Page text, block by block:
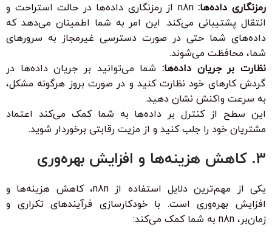
رمزنگاری داده‌ها:
n8n از رمزنگاری داده‌ها در حالت استراحت و
انتقال پشتیبانی می‌کند. این امر به شما اطمینان می‌دهد که
داده‌های شما حتی در صورت دسترسی غیرمجاز به سرورهای
شما، محافظت می‌شوند.
نظارت بر جریان داده‌ها: شما می‌توانید بر جریان داده‌ها در
گردش کارهای خود نظارت کنید و در صورت بروز هرگونه مشکل،
به سرعت واکنش نشان دهید.
این سطح از کنترل بر داده‌ها به شما کمک می‌کند اعتماد
مشتریان خود را جلب کنید و از مزیت رقابتی برخوردار شوید.
3. کاهش هزینه‌ها و افزایش بهره‌وری
یکی از مهم‌ترین دلایل استفاده از n8n، کاهش هزینه‌ها و
افزایش بهره‌وری است. با خودکارسازی فرآیندهای تکراری و
زمان‌بر، n8n به شما کمک می‌کند: